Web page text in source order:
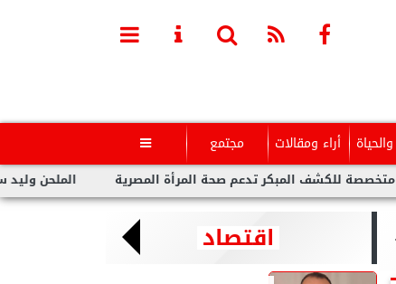
أراء ومقالات مجتمع 
الملحن وليد سعد : أزمة تدعم صحة المرأة المصرية
اقتصاد